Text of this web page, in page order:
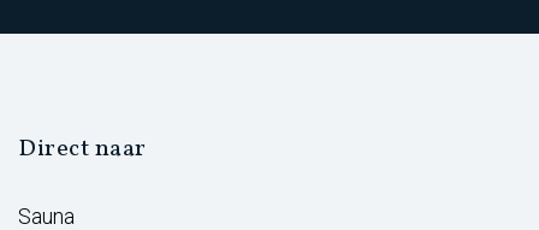
Direct naar
Sauna